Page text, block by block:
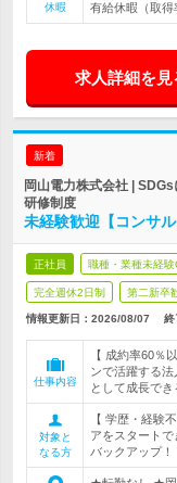
休暇
有給休暇（取得
求人詳細を見
新着
岡山電力株式会社 |
研修制度
未経験歓迎【コンサ
正社員 職種・業種未経験
完全週休2日制 第二新卒
情報更新日：2026/08/07 終
仕事内容
【 成約率60％
ンで活躍する
として成長でき
対象と
なる方
【 学歴・経験
アをスタート
バックアップ！